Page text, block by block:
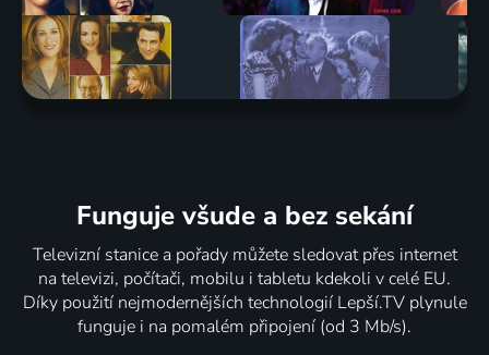
Funguje všude a bez sekání
Televizní stanice a pořady můžete sledovat přes internet
na televizi, počítači, mobilu i tabletu kdekoli v celé EU.
Díky použití nejmodernějších technologií Lepší.TV plynule
funguje i na pomalém připojení (od 3 Mb/s).